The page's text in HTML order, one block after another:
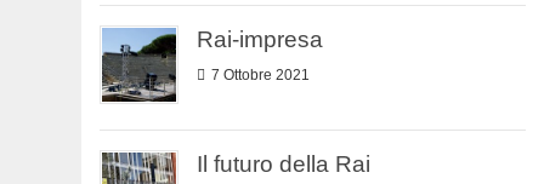
Rai-impresa
7 Ottobre 2021
Il futuro della Rai